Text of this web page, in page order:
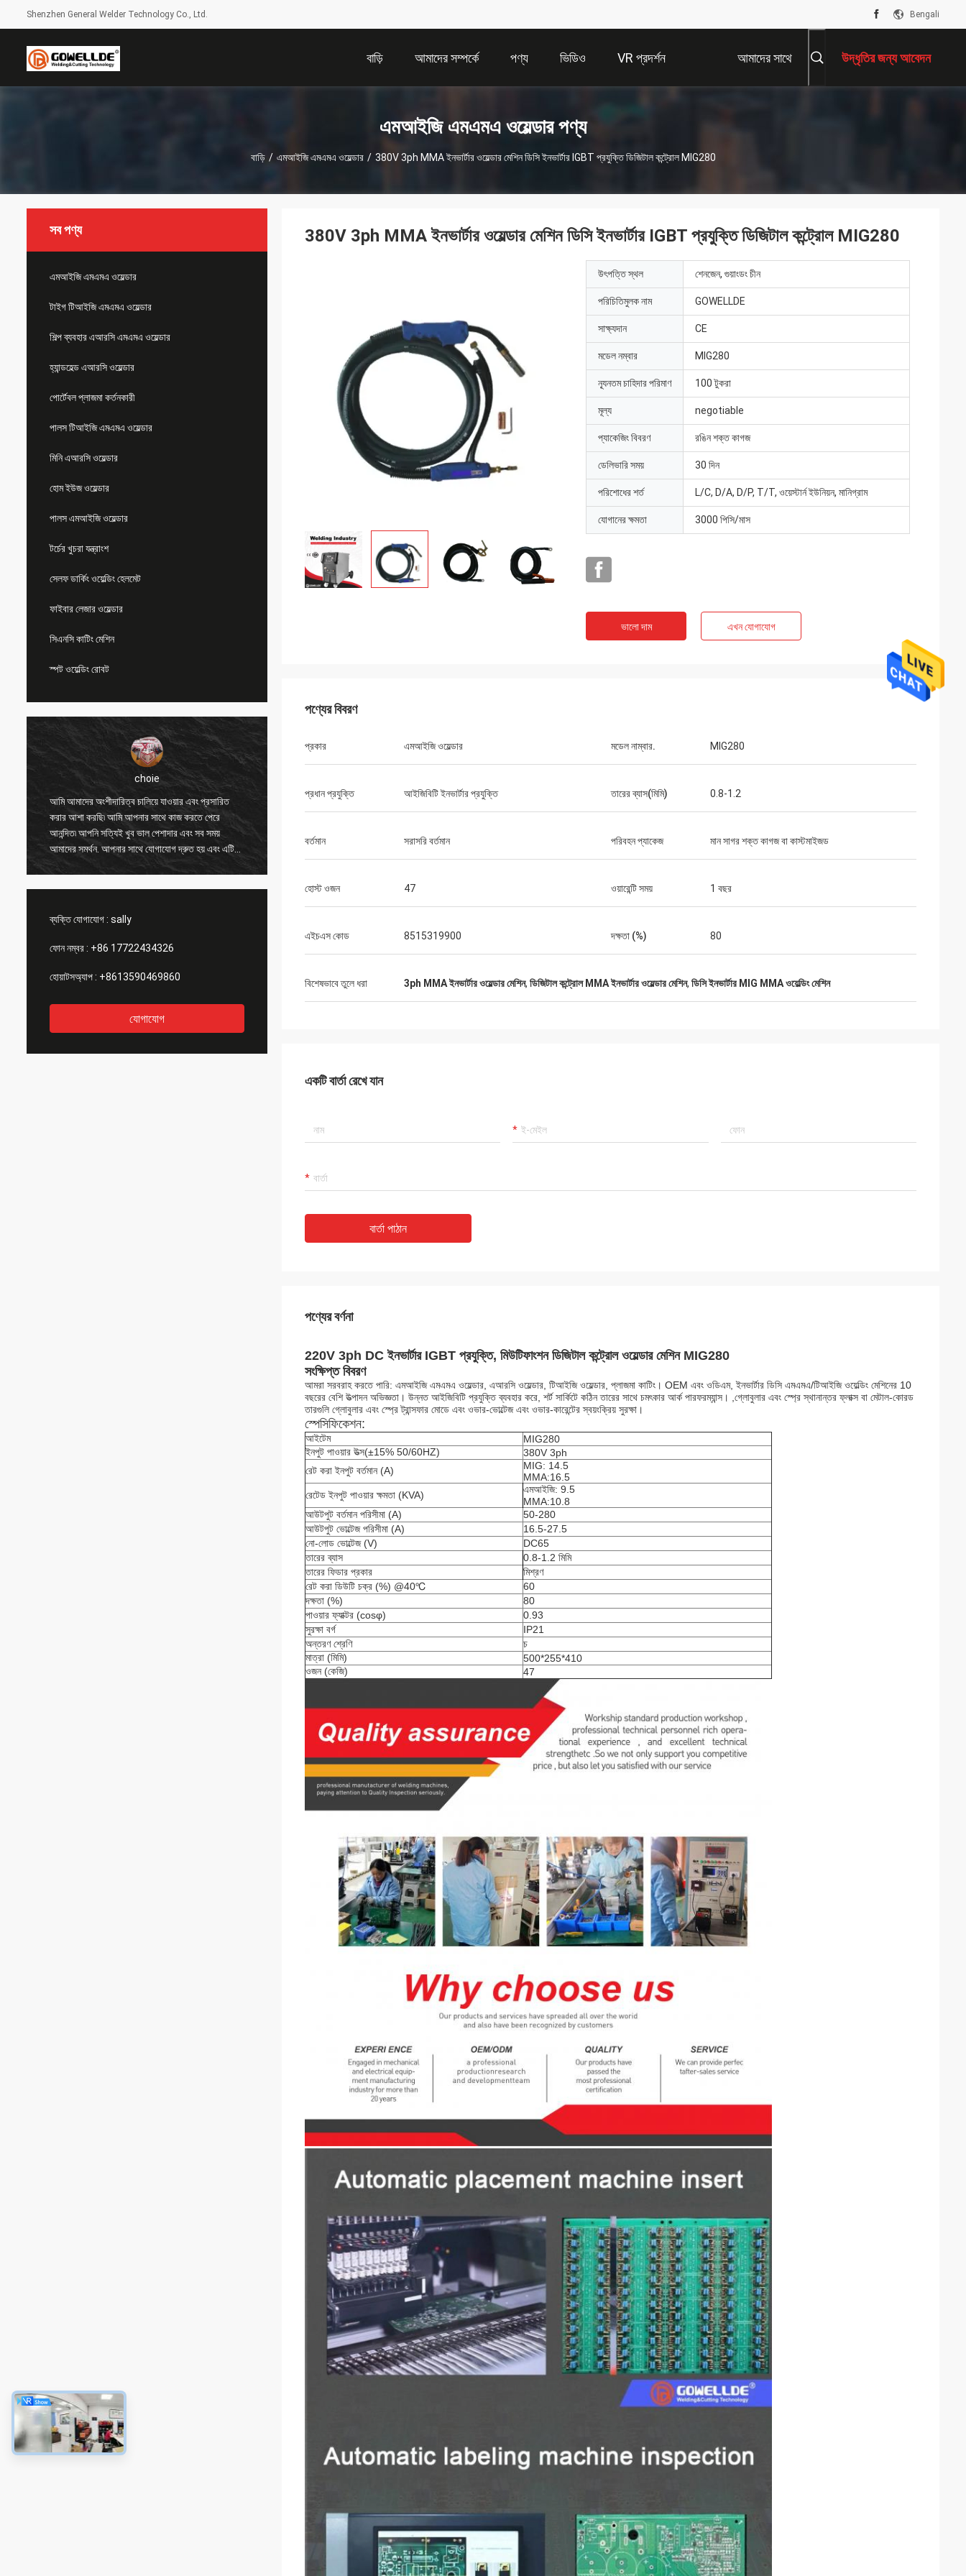
Shenzhen General Welder Technology Co., Ltd. Bengali
বাড়ি আমাদের সম্পর্কে পণ্য ভিডিও VR প্রদর্শন আমাদের সাথে উদ্ধৃতির জন্য আবেদন
এমআইজি এমএমএ ওয়েল্ডার পণ্য
বাড়ি / এমআইজি এমএমএ ওয়েল্ডার / 380V 3ph MMA ইনভার্টার ওয়েল্ডার মেশিন ডিসি ইনভার্টার IGBT প্রযুক্তি ডিজিটাল কন্ট্রোল MIG280
সব পণ্য
এমআইজি এমএমএ ওয়েল্ডার
টাইগ টিআইজি এমএমএ ওয়েল্ডার
শিল্প ব্যবহার এআরসি এমএমএ ওয়েল্ডার
হ্যান্ডহেল্ড এআরসি ওয়েল্ডার
পোর্টেবল প্লাজমা কর্তনকারী
পালস টিআইজি এমএমএ ওয়েল্ডার
মিনি এআরসি ওয়েল্ডার
হোম ইউজ ওয়েল্ডার
পালস এমআইজি ওয়েল্ডার
টর্চের খুচরা যন্ত্রাংশ
সেলফ ডার্কিং ওয়েল্ডিং হেলমেট
ফাইবার লেজার ওয়েল্ডার
সিএনসি কাটিং মেশিন
স্পট ওয়েল্ডিং রোবট
choie
আমি আমাদের অংশীদারিত্ব চালিয়ে যাওয়ার এবং প্রসারিত
করার আশা করছি৷ আমি আপনার সাথে কাজ করতে পেরে
আনন্দিত৷ আপনি সত্যিই খুব ভাল পেশাদার এবং সব সময়
আমাদের সমর্থন. আপনার সাথে যোগাযোগ দ্রুত হয় এবং এটি
সবচেয়ে গুরুত্বপূর্ণ বিষয়।
আমি আপনার সাথে সহযোগিতা করে সন্তুষ্ট, আপনি আমার এবং
এবং মূল্য যুক্তিসঙ্গত এবং প্রতিযোগিতামূলক, আমরা আপনার
ব্যক্তি যোগাযোগ : sally
ফোন নম্বর : +86 17722434326
হোয়াটসঅ্যাপ : +8613590469860
যোগাযোগ
380V 3ph MMA ইনভার্টার ওয়েল্ডার মেশিন ডিসি ইনভার্টার IGBT প্রযুক্তি ডিজিটাল কন্ট্রোল MIG280
উৎপত্তি স্থল শেনজেন, গুয়াংডং চীন
পরিচিতিমুলক নাম GOWELLDE
সাক্ষ্যদান CE
মডেল নম্বার MIG280
ন্যূনতম চাহিদার পরিমাণ 100 টুকরা
মূল্য negotiable
প্যাকেজিং বিবরণ রঙিন শক্ত কাগজ
ডেলিভারি সময় 30 দিন
পরিশোধের শর্ত L/C, D/A, D/P, T/T, ওয়েস্টার্ন ইউনিয়ন, মানিগ্রাম
যোগানের ক্ষমতা 3000 পিসি/মাস
ভালো দাম এখন যোগাযোগ
পণ্যের বিবরণ
প্রকার এমআইজি ওয়েল্ডার মডেল নাম্বার. MIG280
প্রধান প্রযুক্তি আইজিবিটি ইনভার্টার প্রযুক্তি তারের ব্যাস(মিমি) 0.8-1.2
বর্তমান সরাসরি বর্তমান পরিবহন প্যাকেজ মান সাগর শক্ত কাগজ বা কাস্টমাইজড
হোস্ট ওজন 47 ওয়ারেন্টি সময় 1 বছর
এইচএস কোড 8515319900 দক্ষতা (%) 80
বিশেষভাবে তুলে ধরা 3ph MMA ইনভার্টার ওয়েল্ডার মেশিন, ডিজিটাল কন্ট্রোল MMA ইনভার্টার ওয়েল্ডার মেশিন, ডিসি ইনভার্টার MIG MMA ওয়েল্ডিং মেশিন
একটি বার্তা রেখে যান
বার্তা পাঠান
পণ্যের বর্ণনা
220V 3ph DC ইনভার্টার IGBT প্রযুক্তি, মিউটিফাংশন ডিজিটাল কন্ট্রোল ওয়েল্ডার মেশিন MIG280
সংক্ষিপ্ত বিবরণ
আমরা সরবরাহ করতে পারি: এমআইজি এমএমএ ওয়েল্ডার, এআরসি ওয়েল্ডার, টিআইজি ওয়েল্ডার, প্লাজমা কাটিং। OEM এবং ওডিএম, ইনভার্টার ডিসি এমএমএ/টিআইজি ওয়েল্ডিং মেশিনের 10
বছরের বেশি উত্পাদন অভিজ্ঞতা। উন্নত আইজিবিটি প্রযুক্তি ব্যবহার করে, শর্ট সার্কিটে কঠিন তারের সাথে চমৎকার আর্ক পারফরম্যান্স। ,গ্লোবুলার এবং স্প্রে স্থানান্তর ফ্লাক্স বা মেটাল-কোরড
তারগুলি গ্লোবুলার এবং স্প্রে ট্রান্সফার মোডে এবং ওভার-ভোল্টেজ এবং ওভার-কারেন্টের স্বয়ংক্রিয় সুরক্ষা।
স্পেসিফিকেশন:
আইটেম
MIG280
ইনপুট পাওয়ার উত্স(±15% 50/60HZ)
380V 3ph
রেট করা ইনপুট বর্তমান (A)
MIG: 14.5
MMA:16.5
রেটেড ইনপুট পাওয়ার ক্ষমতা (KVA)
এমআইজি: 9.5
MMA:10.8
আউটপুট বর্তমান পরিসীমা (A)
50-280
আউটপুট ভোল্টেজ পরিসীমা (A)
16.5-27.5
নো-লোড ভোল্টেজ (V)
DC65
তারের ব্যাস
0.8-1.2 মিমি
তারের ফিডার প্রকার
মিশ্রণ
রেট করা ডিউটি ​​চক্র (%) @40℃
60
দক্ষতা (%)
80
পাওয়ার ফ্যাক্টর (cosφ)
0.93
সুরক্ষা বর্গ
IP21
অন্তরণ শ্রেণি
চ
মাত্রা (মিমি)
500*255*410
ওজন (কেজি)
47